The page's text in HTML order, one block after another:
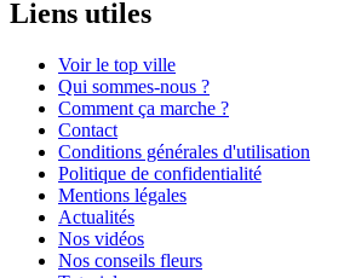
Liens utiles
Voir le top ville
Qui sommes-nous ?
Comment ça marche ?
Contact
Conditions générales d'utilisation
Politique de confidentialité
Mentions légales
Actualités
Nos vidéos
Nos conseils fleurs